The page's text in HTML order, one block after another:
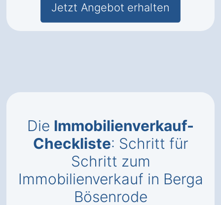
Jetzt Angebot erhalten
Die Immobilienverkauf-
Checkliste: Schritt für
Schritt zum
Immobilienverkauf in Berga
Bösenrode